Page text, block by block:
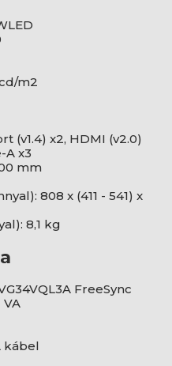
m2
(v1.4) x2, HDMI (v2.0)
A x3
mm
808 x (411 - 541) x
8,1 kg
FreeSync
VA
kábel